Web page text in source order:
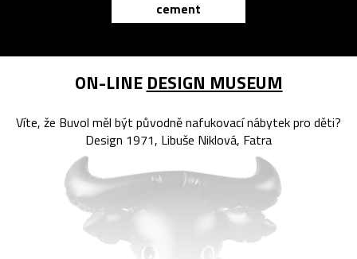
cement
ON-LINE DESIGN MUSEUM
Víte, že Buvol měl být původně nafukovací nábytek pro děti?
Design 1971, Libuše Niklová, Fatra